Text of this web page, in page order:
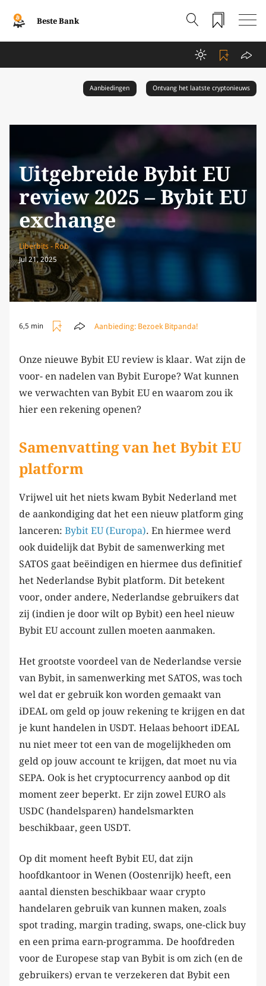
Beste Bank
Aanbiedingen Ontvang het laatste cryptonieuws
Uitgebreide Bybit EU
review 2025 – Bybit EU
exchange
Liberbits - Rob
Jul 21, 2025
6,5 min Aanbieding: Bezoek Bitpanda!
Onze nieuwe Bybit EU review is klaar. Wat zijn de
voor- en nadelen van Bybit Europe? Wat kunnen
we verwachten van Bybit EU en waarom zou ik
hier een rekening openen?
Samenvatting van het Bybit EU
platform
Vrijwel uit het niets kwam Bybit Nederland met
de aankondiging dat het een nieuw platform ging
lanceren: Bybit EU (Europa). En hiermee werd
ook duidelijk dat Bybit de samenwerking met
SATOS gaat beëindigen en hiermee dus definitief
het Nederlandse Bybit platform. Dit betekent
voor, onder andere, Nederlandse gebruikers dat
zij (indien je door wilt op Bybit) een heel nieuw
Bybit EU account zullen moeten aanmaken.
Het grootste voordeel van de Nederlandse versie
van Bybit, in samenwerking met SATOS, was toch
wel dat er gebruik kon worden gemaakt van
iDEAL om geld op jouw rekening te krijgen en dat
je kunt handelen in USDT. Helaas behoort iDEAL
nu niet meer tot een van de mogelijkheden om
geld op jouw account te krijgen, dat moet nu via
SEPA. Ook is het cryptocurrency aanbod op dit
moment zeer beperkt. Er zijn zowel EURO als
USDC (handelsparen) handelsmarkten
beschikbaar, geen USDT.
Op dit moment heeft Bybit EU, dat zijn
hoofdkantoor in Wenen (Oostenrijk) heeft, een
aantal diensten beschikbaar waar crypto
handelaren gebruik van kunnen maken, zoals
spot trading, margin trading, swaps, one-click buy
en een prima earn-programma. De hoofdreden
voor de Europese stap van Bybit is om zich (en de
gebruikers) ervan te verzekeren dat Bybit een